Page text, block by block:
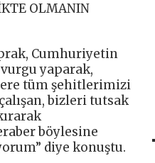
OLMANIN
Cumhuriyetin
yaparak,
tüm şehitlerimizi
bizleri tutsak
böylesine
diye konuştu.